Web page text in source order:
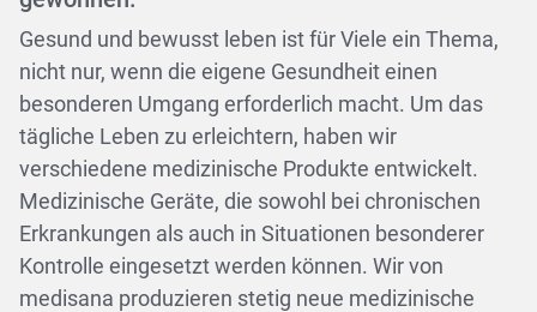
Gesund und bewusst leben ist für Viele ein Thema,
nicht nur, wenn die eigene Gesundheit einen
besonderen Umgang erforderlich macht. Um das
tägliche Leben zu erleichtern, haben wir
verschiedene medizinische Produkte entwickelt.
Medizinische Geräte, die sowohl bei chronischen
Erkrankungen als auch in Situationen besonderer
Kontrolle eingesetzt werden können. Wir von
medisana produzieren stetig neue medizinische